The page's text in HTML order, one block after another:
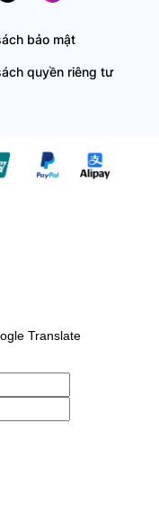
bảo mật
quyền riêng tư
Translate